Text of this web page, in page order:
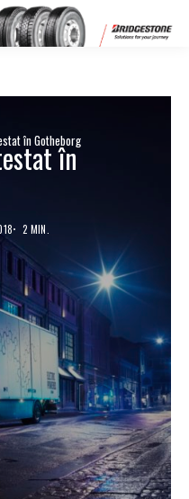
în Gotheborg
în
2 MIN.